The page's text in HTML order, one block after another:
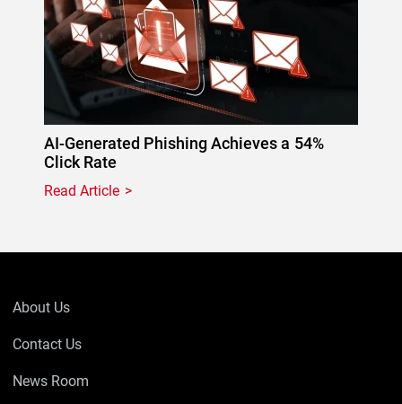
AI-Generated Phishing Achieves a 54%
Click Rate
Read Article
About Us
Contact Us
News Room